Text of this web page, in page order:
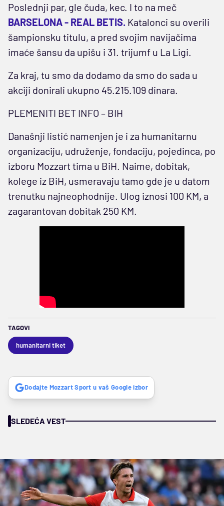
Poslednji par, gle čuda, kec. I to na meč
BARSELONA - REAL BETIS. Katalonci su overili
šampionsku titulu, a pred svojim navijačima
imaće šansu da upišu i 31. trijumf u La Ligi.
Za kraj, tu smo da dodamo da smo do sada u
akciji donirali ukupno 45.215.109 dinara.
PLEMENITI BET INFO – BIH
Današnji listić namenjen je i za humanitarnu
organizaciju, udruženje, fondaciju, pojedinca, po
izboru Mozzart tima u BiH. Naime, dobitak,
kolege iz BiH, usmeravaju tamo gde je u datom
trenutku najneophodnije. Ulog iznosi 100 KM, a
zagarantovan dobitak 250 KM.
TAGOVI
humanitarni tiket
Dodajte Mozzart Sport u vaš Google izbor
SLEDEĆA VEST